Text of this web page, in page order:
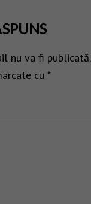
nu va fi publicată.
cu *